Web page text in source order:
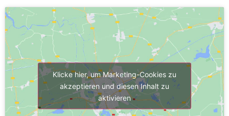
Klicke hier, um Marketing-Cookies zu
akzeptieren und diesen Inhalt zu
aktivieren